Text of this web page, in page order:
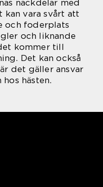
nackdelar med
kan vara svårt att
och foderplats
och liknande
kommer till
Det kan också
det gäller ansvar
hästen.